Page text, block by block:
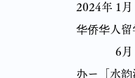
2024年 1
华侨华人
6月 江苏
办ー「水